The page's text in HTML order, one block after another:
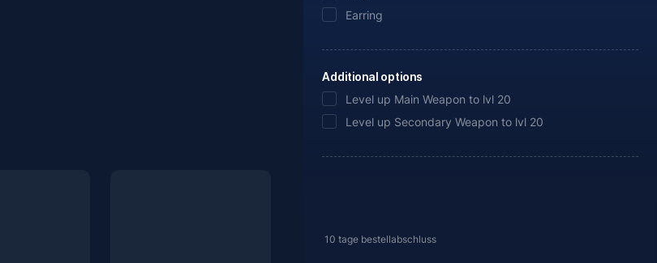
Earring
Additional options
Level up Main Weapon to lvl 20
Level up Secondary Weapon to lvl 20
10 tage bestellabschluss